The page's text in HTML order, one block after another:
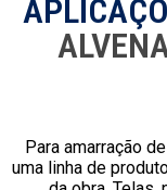
Para amarração
uma linha de